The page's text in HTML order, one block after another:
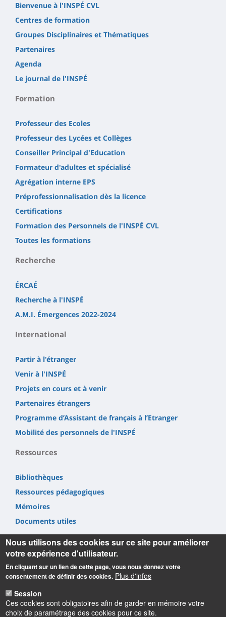
Bienvenue à l'INSPÉ CVL
Centres de formation
Groupes Disciplinaires et Thématiques
Partenaires
Agenda
Le journal de l'INSPÉ
Formation
Professeur des Ecoles
Professeur des Lycées et Collèges
Conseiller Principal d'Education
Formateur d'adultes et spécialisé
Agrégation interne EPS
Préprofessionnalisation dès la licence
Certifications
Formation des Personnels de l'INSPÉ CVL
Toutes les formations
Recherche
ÉRCAÉ
Recherche à l'INSPÉ
A.M.I. Émergences 2022-2024
International
Partir à l'étranger
Venir à l'INSPÉ
Projets en cours et à venir
Partenaires étrangers
Programme d’Assistant de français à l’Etranger
Mobilité des personnels de l'INSPÉ
Ressources
Bibliothèques
Ressources pédagogiques
Mémoires
Documents utiles
INSPÉ Centre Val de Loire
72 Rue du Faubourg de Bourgogne
Nous utilisons des cookies sur ce site pour améliorer
votre expérience d'utilisateur.
En cliquant sur un lien de cette page, vous nous donnez votre
consentement de définir des cookies. Plus d'infos
Session
Ces cookies sont obligatoires afin de garder en mémoire votre
choix de paramétrage des cookies pour ce site.